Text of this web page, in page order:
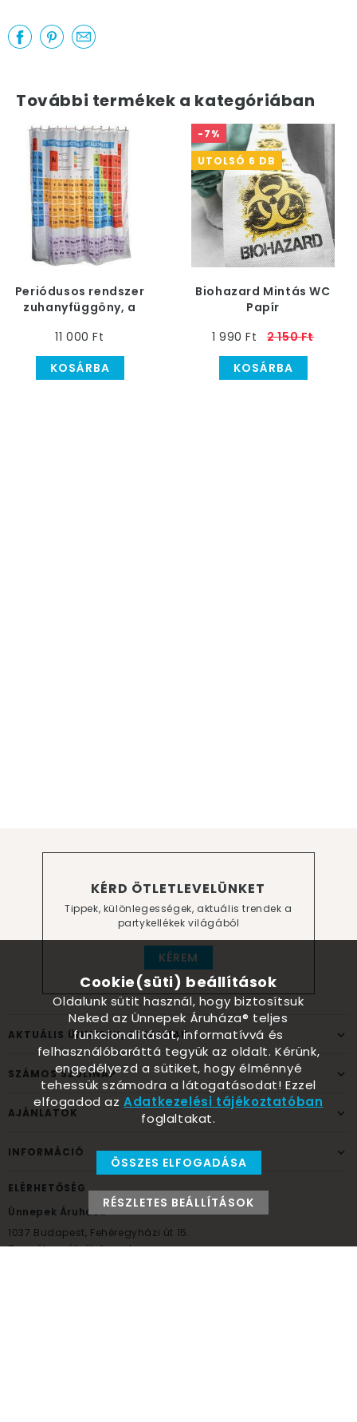
További termékek a kategóriában
Periódusos rendszer
zuhanyfüggöny, a
dísze
11 000 Ft
KOSÁRBA
-7%
UTOLSÓ 6 DB
Biohazard Mintás WC
Papír
1 990 Ft
2 150 Ft
KOSÁRBA
KÉRD ÖTLETLEVELÜNKET
Tippek, különlegességek, aktuális trendek a
partykellékek világából
KÉREM
AKTUÁLIS ÜNNEPEK, ALKALMAK
SZÁMOS SZÜLINAP
AJÁNLATOK
INFORMÁCIÓ
ELÉRHETŐSÉG
Ünnepek Áruháza
1037 Budapest, Fehéregyházi út 15.
Személyes átvételi pont
Cookie(süti) beállítások
Oldalunk sütit használ, hogy biztosítsuk
Neked az Ünnepek Áruháza® teljes
funkcionalitását, informatívvá és
felhasználóbaráttá tegyük az oldalt. Kérünk,
engedélyezd a sütiket, hogy élménnyé
tehessük számodra a látogatásodat! Ezzel
elfogadod azAdatkezelési tájékoztatóban
foglaltakat.
ÖSSZES ELFOGADÁSA
RÉSZLETES BEÁLLÍTÁSOK